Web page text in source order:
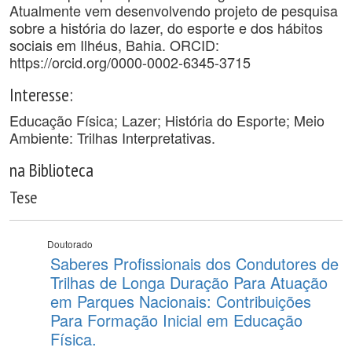
Atualmente vem desenvolvendo projeto de pesquisa
sobre a história do lazer, do esporte e dos hábitos
sociais em Ilhéus, Bahia. ORCID:
https://orcid.org/0000-0002-6345-3715
Interesse:
Educação Física; Lazer; História do Esporte; Meio
Ambiente: Trilhas Interpretativas.
na Biblioteca
Tese
Doutorado
Saberes Profissionais dos Condutores de
Trilhas de Longa Duração Para Atuação
em Parques Nacionais: Contribuições
Para Formação Inicial em Educação
Física.